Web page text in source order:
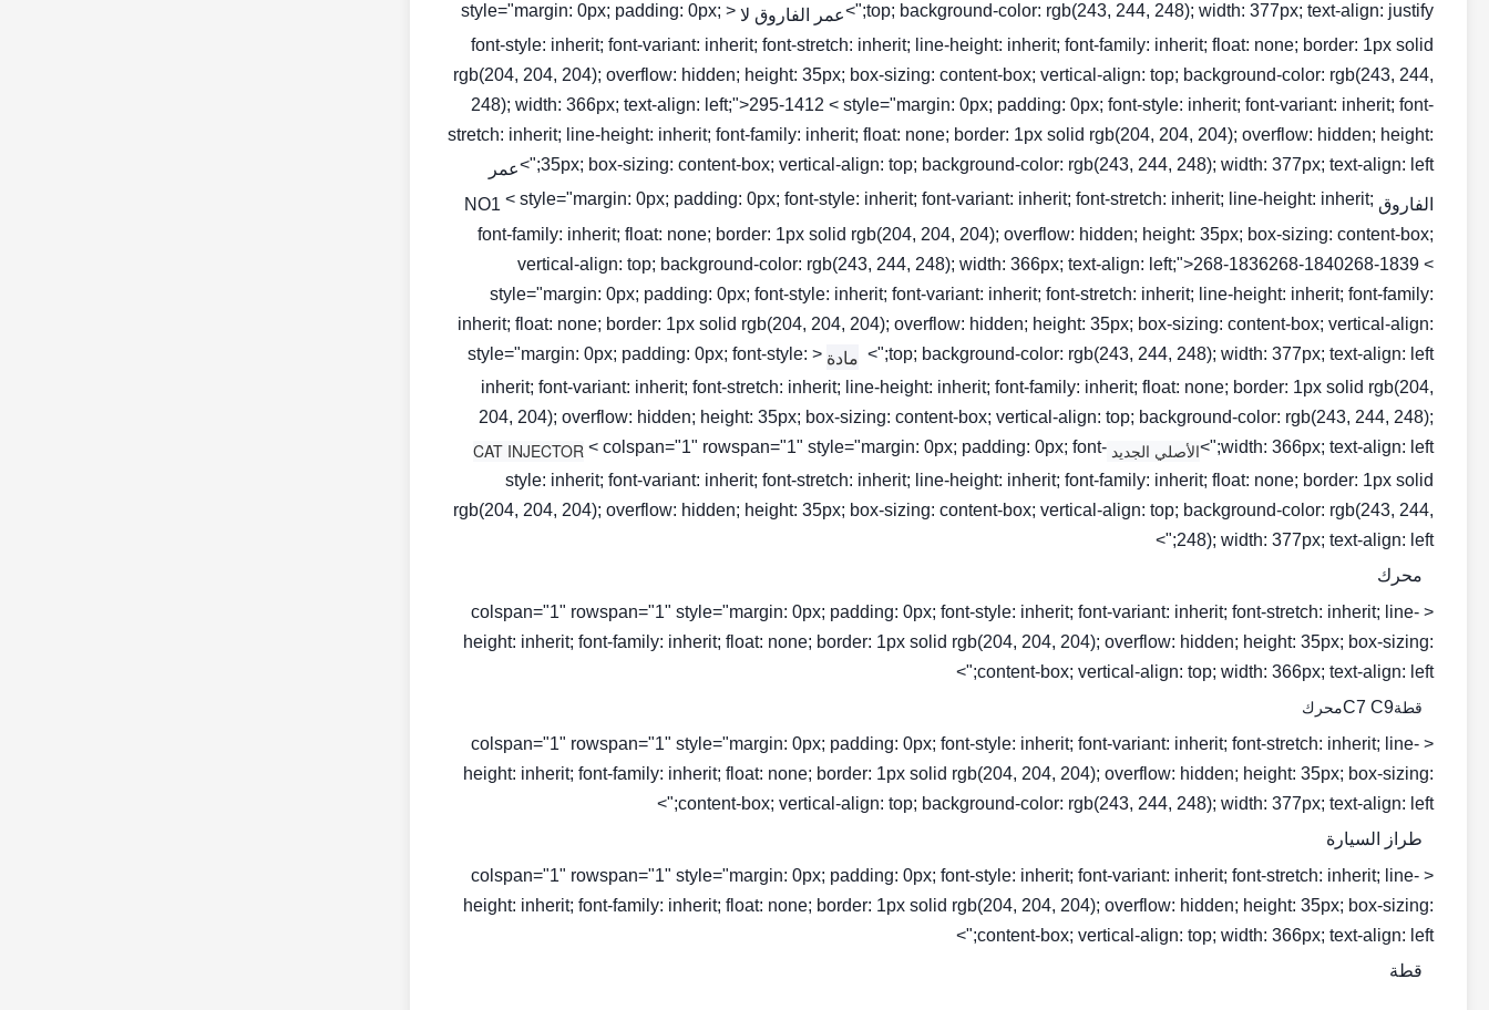
top; background-color: rgb(243, 244, 248); width: 377px; text-align: justify;">
عمر الفاروق لا
< style="margin: 0px; padding: 0px;
font-style: inherit; font-variant: inherit; font-stretch: inherit; line-height: inherit; font-family: inherit; float: none; border: 1px solid
rgb(204, 204, 204); overflow: hidden; height: 35px; box-sizing: content-box; vertical-align: top; background-color: rgb(243, 244,
248); width: 366px; text-align: left;">295-1412 < style="margin: 0px; padding: 0px; font-style: inherit; font-variant: inherit; font-
stretch: inherit; line-height: inherit; font-family: inherit; float: none; border: 1px solid rgb(204, 204, 204); overflow: hidden; height:
35px; box-sizing: content-box; vertical-align: top; background-color: rgb(243, 244, 248); width: 377px; text-align: left;">
عمر
الفاروق NO1 < style="margin: 0px; padding: 0px; font-style: inherit; font-variant: inherit; font-stretch: inherit; line-height: inherit;
font-family: inherit; float: none; border: 1px solid rgb(204, 204, 204); overflow: hidden; height: 35px; box-sizing: content-box;
vertical-align: top; background-color: rgb(243, 244, 248); width: 366px; text-align: left;">268-1836268-1840268-1839 <
style="margin: 0px; padding: 0px; font-style: inherit; font-variant: inherit; font-stretch: inherit; line-height: inherit; font-family:
inherit; float: none; border: 1px solid rgb(204, 204, 204); overflow: hidden; height: 35px; box-sizing: content-box; vertical-align:
top; background-color: rgb(243, 244, 248); width: 377px; text-align: left;">
مادة
< style="margin: 0px; padding: 0px; font-style:
inherit; font-variant: inherit; font-stretch: inherit; line-height: inherit; font-family: inherit; float: none; border: 1px solid rgb(204,
204, 204); overflow: hidden; height: 35px; box-sizing: content-box; vertical-align: top; background-color: rgb(243, 244, 248);
width: 366px; text-align: left;">
الأصلي الجديد CAT INJECTOR < colspan="1" rowspan="1" style="margin: 0px; padding: 0px; font-
style: inherit; font-variant: inherit; font-stretch: inherit; line-height: inherit; font-family: inherit; float: none; border: 1px solid
rgb(204, 204, 204); overflow: hidden; height: 35px; box-sizing: content-box; vertical-align: top; background-color: rgb(243, 244,
248); width: 377px; text-align: left;">
محرك
< colspan="1" rowspan="1" style="margin: 0px; padding: 0px; font-style: inherit; font-variant: inherit; font-stretch: inherit; line-
height: inherit; font-family: inherit; float: none; border: 1px solid rgb(204, 204, 204); overflow: hidden; height: 35px; box-sizing:
content-box; vertical-align: top; width: 366px; text-align: left;">
قطةC7 C9محرك
< colspan="1" rowspan="1" style="margin: 0px; padding: 0px; font-style: inherit; font-variant: inherit; font-stretch: inherit; line-
height: inherit; font-family: inherit; float: none; border: 1px solid rgb(204, 204, 204); overflow: hidden; height: 35px; box-sizing:
content-box; vertical-align: top; background-color: rgb(243, 244, 248); width: 377px; text-align: left;">
طراز السيارة
< colspan="1" rowspan="1" style="margin: 0px; padding: 0px; font-style: inherit; font-variant: inherit; font-stretch: inherit; line-
height: inherit; font-family: inherit; float: none; border: 1px solid rgb(204, 204, 204); overflow: hidden; height: 35px; box-sizing:
content-box; vertical-align: top; width: 366px; text-align: left;">
قطة